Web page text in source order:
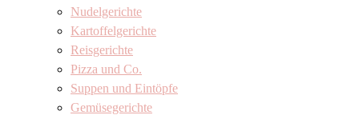
Nudelgerichte
Kartoffelgerichte
Reisgerichte
Pizza und Co.
Suppen und Eintöpfe
Gemüsegerichte